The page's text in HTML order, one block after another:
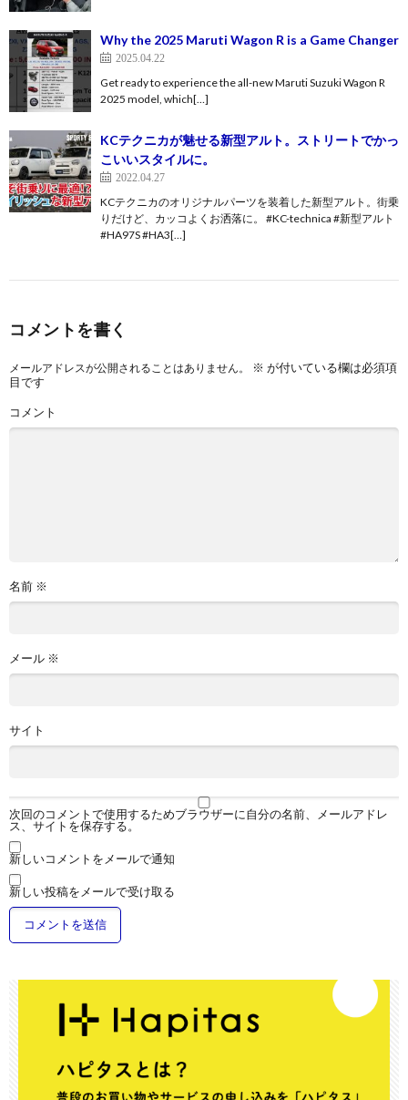
Why the 2025 Maruti Wagon R is a Game Changer
2025.04.22
Get ready to experience the all-new Maruti Suzuki Wagon R
2025 model, which[…]
KCテクニカが魅せる新型アルト。ストリートでかっ
こいいスタイルに。
2022.04.27
KCテクニカのオリジナルパーツを装着した新型アルト。街乗
りだけど、カッコよくお洒落に。 #KC-technica #新型アルト
#HA97S #HA3[…]
コメントを書く
メールアドレスが公開されることはありません。 ※ が付いている欄は必須項
目です
コメント
名前 ※
メール ※
サイト
次回のコメントで使用するためブラウザーに自分の名前、メールアドレ
ス、サイトを保存する。
新しいコメントをメールで通知
新しい投稿をメールで受け取る